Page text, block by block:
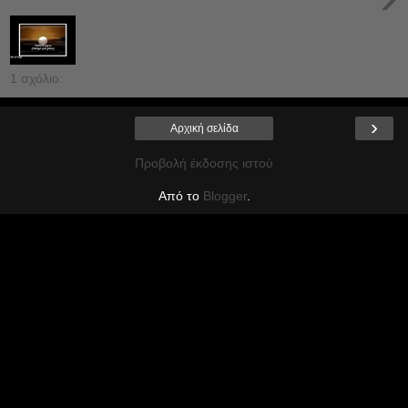
1 σχόλιο:
›
Αρχική σελίδα
Προβολή έκδοσης ιστού
Από το Blogger.